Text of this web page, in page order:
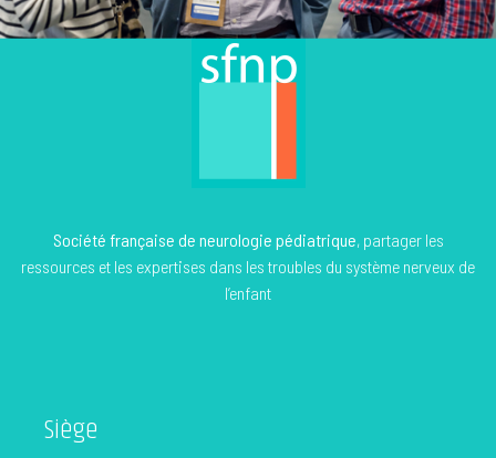
Société française de neurologie pédiatrique, partager les
ressources et les expertises dans les troubles du système nerveux de
l’enfant
Siège